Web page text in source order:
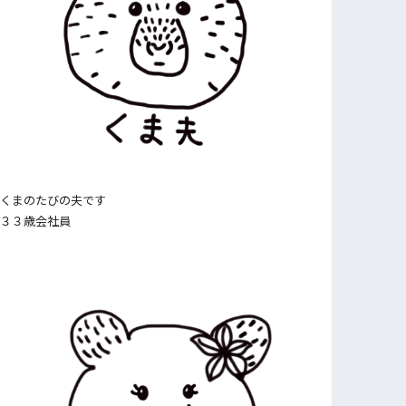
くまのたびの夫です
３３歳会社員